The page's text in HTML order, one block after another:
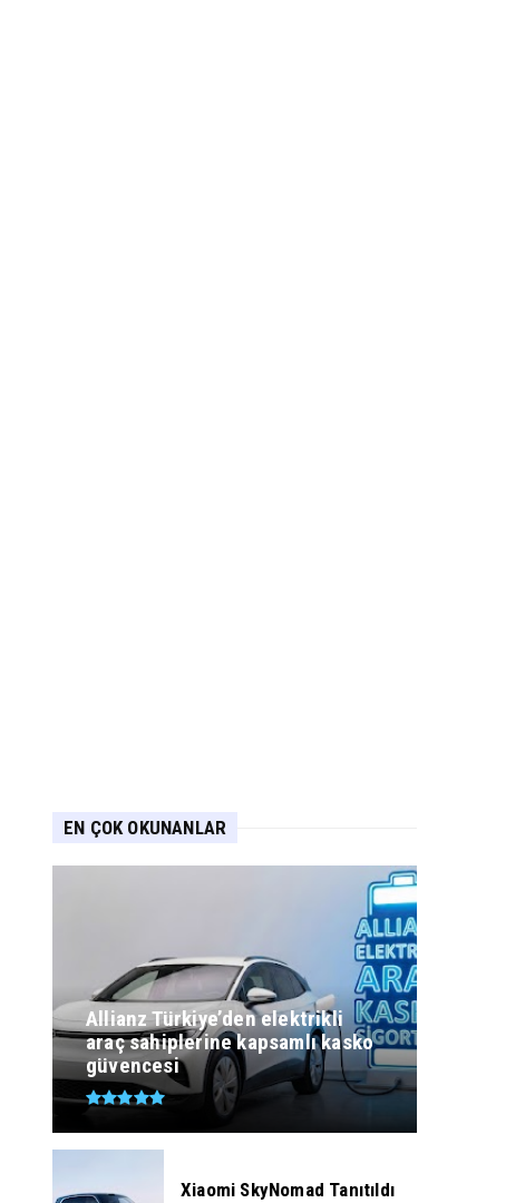
EN ÇOK OKUNANLAR
Allianz Türkiye’den elektrikli
araç sahiplerine kapsamlı kasko
güvencesi
Xiaomi SkyNomad Tanıtıldı